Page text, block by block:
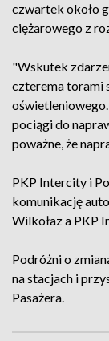
czwartek około
ciężarowego z
"Wskutek
czterema torami
pociągi do
poważne, że
PKP Intercity i
komunikację
Wilkołaz a PKP
Podróżni o
na stacjach i
Pasażera.